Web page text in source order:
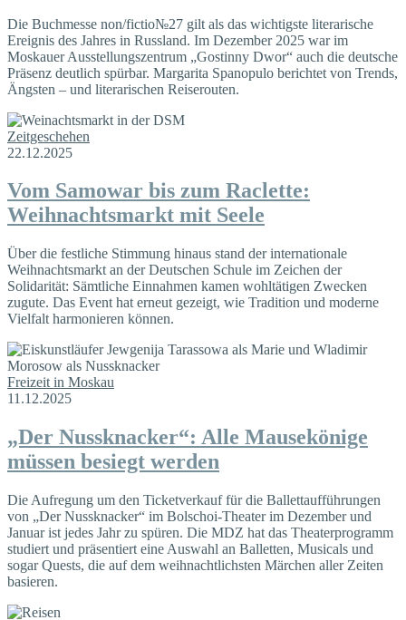
Die Buchmesse non/fictio№27 gilt als das wichtigste literarische
Ereignis des Jahres in Russland. Im Dezember 2025 war im
Moskauer Ausstellungszentrum „Gostinny Dwor“ auch die deutsche
Präsenz deutlich spürbar. Margarita Spanopulo berichtet von Trends,
Ängsten – und literarischen Reiserouten.
Zeitgeschehen
22.12.2025
Vom Samowar bis zum Raclette:
Weihnachtsmarkt mit Seele
Über die festliche Stimmung hinaus stand der internationale
Weihnachtsmarkt an der Deutschen Schule im Zeichen der
Solidarität: Sämtliche Einnahmen kamen wohltätigen Zwecken
zugute. Das Event hat erneut gezeigt, wie Tradition und moderne
Vielfalt harmonieren können.
Freizeit in Moskau
11.12.2025
„Der Nussknacker“: Alle Mausekönige
müssen besiegt werden
Die Aufregung um den Ticketverkauf für die Ballettaufführungen
von „Der Nussknacker“ im Bolschoi-Theater im Dezember und
Januar ist jedes Jahr zu spüren. Die MDZ hat das Theaterprogramm
studiert und präsentiert eine Auswahl an Balletten, Musicals und
sogar Quests, die auf dem weihnachtlichsten Märchen aller Zeiten
basieren.